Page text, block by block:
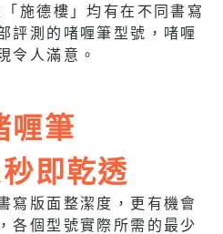
施德樓」均有在不同書寫
評測的啫喱筆型號，啫喱
令人滿意。
喱筆
秒即乾透
寫版面整潔度，更有機會
各個型號實際所需的最少